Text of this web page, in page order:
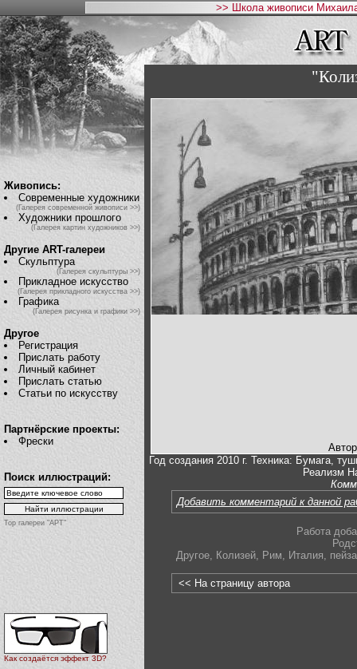
>> Школа живописи
Живопись:
Современные художники
(Галерея современной живописи >>)
Художники прошлого
(Галерея картин художников >>)
Другие ART-галереи
Скульптура
(Галерея скульптуры >>)
Прикладное искусство
(Галерея прикладного искусства >>)
Графика
(Галерея рисунка и графики >>)
Другое
Регистрация
Прислать работу
Личный кабинет
Прислать статью
Статьи по искусству
Партнёрские проекты:
Фрески
Поиск иллюстраций:
Top галереи "АРТ"
Как создаётся эффект 3D?
Год создания 2010 г. Техника: Бумага,
Реализм
Добавить комментарий к данной
Работа
Другое, Колизей, Рим, Италия,
<< На страницу автора